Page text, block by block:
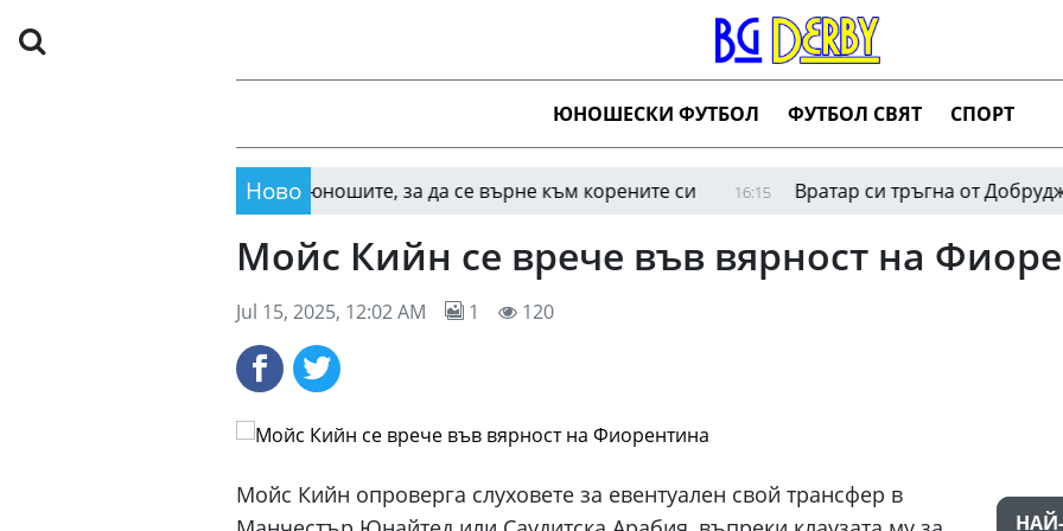
ЮНОШЕСКИ ФУТБОЛ ФУТБОЛ СВЯТ СПОРТ
Ново
Пирин вади юношите, за да се върне към корените си 16:15 Вратар си тръгна от Добруджа
Мойс Кийн се врече във вярност на
Jul 15, 2025, 12:02 AM 1 120
Мойс Кийн опроверга слуховете за евентуален свой трансфер в